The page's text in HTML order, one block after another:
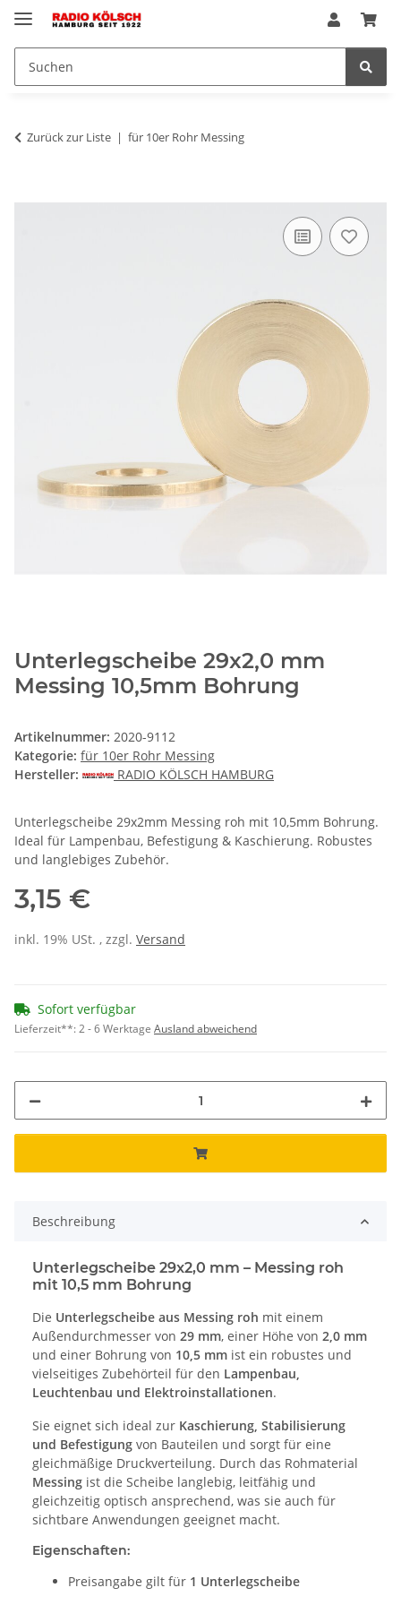
Zurück zur Liste für 10er Rohr Messing
Unterlegscheibe 29x2,0 mm
Messing 10,5mm Bohrung
Artikelnummer: 2020-9112
Kategorie: für 10er Rohr Messing
Hersteller:
RADIO KÖLSCH HAMBURG
Unterlegscheibe 29x2mm Messing roh mit 10,5mm Bohrung.
Ideal für Lampenbau, Befestigung & Kaschierung. Robustes
und langlebiges Zubehör.
3,15 €
inkl. 19% USt. , zzgl. Versand
Sofort verfügbar
Lieferzeit**:2 - 6 Werktage Ausland abweichend
Beschreibung
Unterlegscheibe 29x2,0 mm – Messing roh
mit 10,5 mm Bohrung
Die Unterlegscheibe aus Messing roh mit einem
Außendurchmesser von 29 mm, einer Höhe von 2,0 mm
und einer Bohrung von 10,5 mm ist ein robustes und
vielseitiges Zubehörteil für den Lampenbau,
Leuchtenbau und Elektroinstallationen.
Sie eignet sich ideal zur Kaschierung, Stabilisierung
und Befestigung von Bauteilen und sorgt für eine
gleichmäßige Druckverteilung. Durch das Rohmaterial
Messing ist die Scheibe langlebig, leitfähig und
gleichzeitig optisch ansprechend, was sie auch für
sichtbare Anwendungen geeignet macht.
Eigenschaften:
Preisangabe gilt für 1 Unterlegscheibe